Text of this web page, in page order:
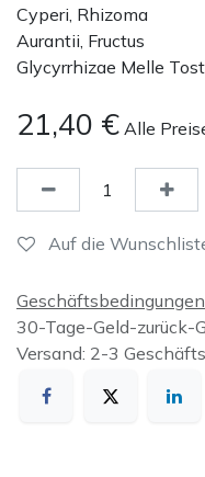
Cyperi, Rhizoma
Aurantii, Fructus
Glycyrrhizae Melle
21,40 € Alle
Auf die
Geschäftsbedingungen
30-Tage-Geld-zurück-
Versand: 2-3